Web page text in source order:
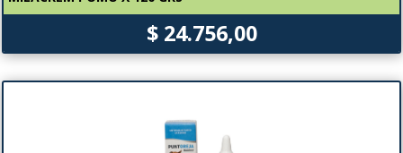
$ 24.756,00